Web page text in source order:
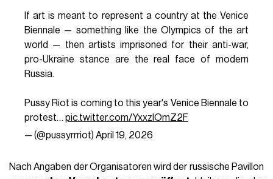
If art is meant to represent a country at the Venice
Biennale — something like the Olympics of the art
world — then artists imprisoned for their anti-war,
pro-Ukraine stance are the real face of modern
Russia.
Pussy Riot is coming to this year's Venice Biennale to
protest… pic.twitter.com/YxxzIOmZ2F
— (@pussyrrriot) April 19, 2026
Nach Angaben der Organisatoren wird der russische Pavillon